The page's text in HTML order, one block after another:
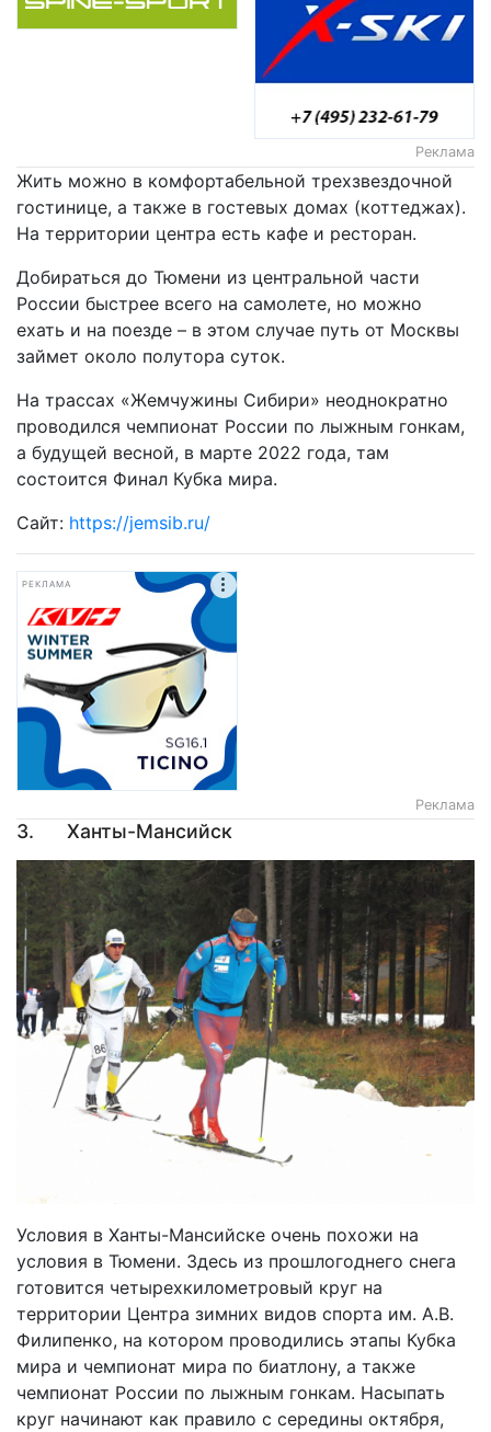
Реклама
Жить можно в комфортабельной трехзвездочной
гостинице, а также в гостевых домах (коттеджах).
На территории центра есть кафе и ресторан.
Добираться до Тюмени из центральной части
России быстрее всего на самолете, но можно
ехать и на поезде – в этом случае путь от Москвы
займет около полутора суток.
На трассах «Жемчужины Сибири» неоднократно
проводился чемпионат России по лыжным гонкам,
а будущей весной, в марте 2022 года, там
состоится Финал Кубка мира.
Сайт: https://jemsib.ru/
РЕКЛАМА
Реклама
3. Ханты-Мансийск
Условия в Ханты-Мансийске очень похожи на
условия в Тюмени. Здесь из прошлогоднего снега
готовится четырехкилометровый круг на
территории Центра зимних видов спорта им. А.В.
Филипенко, на котором проводились этапы Кубка
мира и чемпионат мира по биатлону, а также
чемпионат России по лыжным гонкам. Насыпать
круг начинают как правило с середины октября,